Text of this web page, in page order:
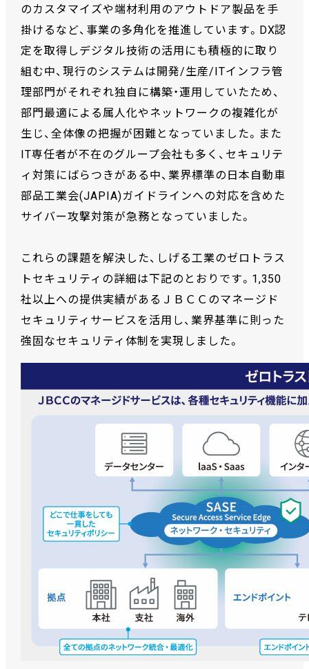
のカスタマイズや端材利用のアウトドア製品を手
掛けるなど、事業の多角化を推進しています。DX認
定を取得しデジタル技術の活用にも積極的に取り
組む中、現行のシステムは開発/生産/ITインフラ管
理部門がそれぞれ独自に構築・運用していたため、
部門最適による属人化やネットワークの複雑化が
生じ、全体像の把握が困難となっていました。また
IT専任者が不在のグループ会社も多く、セキュリテ
ィ対策にばらつきがある中、業界標準の日本自動車
部品工業会(JAPIA)ガイドラインへの対応を含めた
サイバー攻撃対策が急務となっていました。
これらの課題を解決した、しげる工業のゼロトラス
トセキュリティの詳細は下記のとおりです。1,350
社以上への提供実績があるＪＢＣＣのマネージド
セキュリティサービスを活用し、業界基準に則った
強固なセキュリティ体制を実現しました。